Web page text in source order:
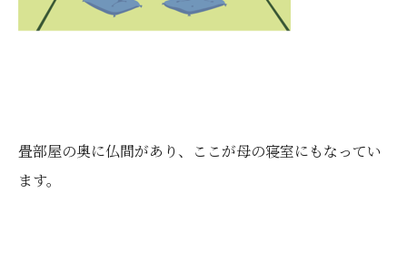
畳部屋の奥に仏間があり、ここが母の寝室にもなってい
ます。